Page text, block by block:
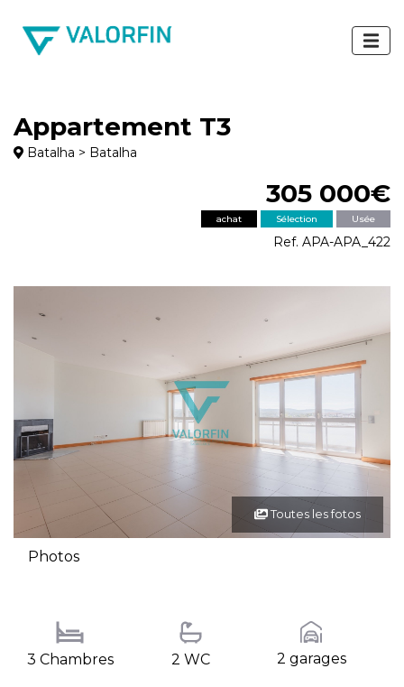
Appartement T3
Batalha > Batalha
305 000€
achat Sélection Usée
Ref. APA-APA_422
Toutes les fotos
Photos
3 Chambres 2 WC 2 garages